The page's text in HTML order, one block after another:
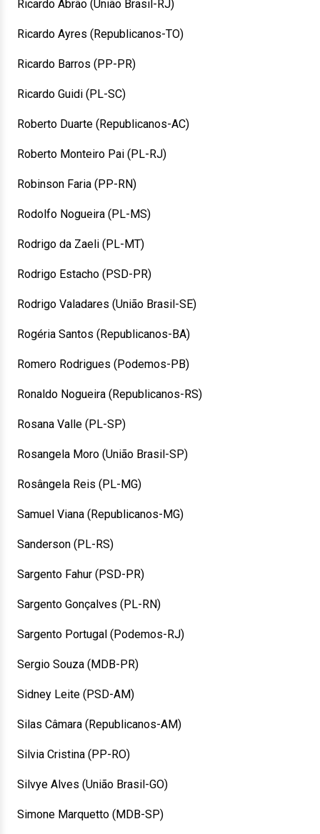
Ricardo Abrão (União Brasil-RJ)
Ricardo Ayres (Republicanos-TO)
Ricardo Barros (PP-PR)
Ricardo Guidi (PL-SC)
Roberto Duarte (Republicanos-AC)
Roberto Monteiro Pai (PL-RJ)
Robinson Faria (PP-RN)
Rodolfo Nogueira (PL-MS)
Rodrigo da Zaeli (PL-MT)
Rodrigo Estacho (PSD-PR)
Rodrigo Valadares (União Brasil-SE)
Rogéria Santos (Republicanos-BA)
Romero Rodrigues (Podemos-PB)
Ronaldo Nogueira (Republicanos-RS)
Rosana Valle (PL-SP)
Rosangela Moro (União Brasil-SP)
Rosângela Reis (PL-MG)
Samuel Viana (Republicanos-MG)
Sanderson (PL-RS)
Sargento Fahur (PSD-PR)
Sargento Gonçalves (PL-RN)
Sargento Portugal (Podemos-RJ)
Sergio Souza (MDB-PR)
Sidney Leite (PSD-AM)
Silas Câmara (Republicanos-AM)
Silvia Cristina (PP-RO)
Silvye Alves (União Brasil-GO)
Simone Marquetto (MDB-SP)